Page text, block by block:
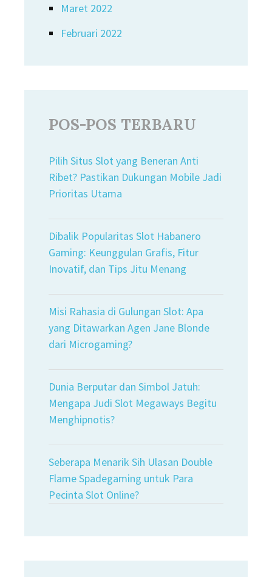
Maret 2022
Februari 2022
POS-POS TERBARU
Pilih Situs Slot yang Beneran Anti
Ribet? Pastikan Dukungan Mobile Jadi
Prioritas Utama
Dibalik Popularitas Slot Habanero
Gaming: Keunggulan Grafis, Fitur
Inovatif, dan Tips Jitu Menang
Misi Rahasia di Gulungan Slot: Apa
yang Ditawarkan Agen Jane Blonde
dari Microgaming?
Dunia Berputar dan Simbol Jatuh:
Mengapa Judi Slot Megaways Begitu
Menghipnotis?
Seberapa Menarik Sih Ulasan Double
Flame Spadegaming untuk Para
Pecinta Slot Online?